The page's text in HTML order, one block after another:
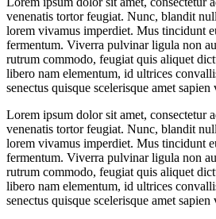
venenatis tortor feugiat. Nunc, blandit
lorem vivamus imperdiet. Mus tincidunt
fermentum. Viverra pulvinar ligula non
rutrum commodo, feugiat quis aliquet
libero nam elementum, id ultrices
senectus quisque scelerisque amet sapien
Lorem ipsum dolor sit amet, consectetur
venenatis tortor feugiat. Nunc, blandit
lorem vivamus imperdiet. Mus tincidunt
fermentum. Viverra pulvinar ligula non
rutrum commodo, feugiat quis aliquet
libero nam elementum, id ultrices
senectus quisque scelerisque amet sapien